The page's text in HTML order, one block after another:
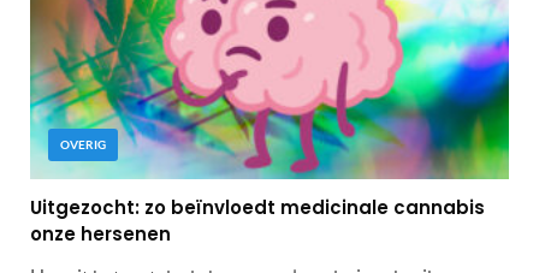
OVERIG
Uitgezocht: zo beïnvloedt medicinale cannabis
onze hersenen